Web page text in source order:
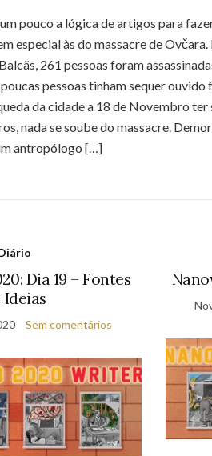
pouco a lógica de artigos para
especial às do massacre de
261 pessoas foram
pessoas tinham sequer
da cidade a 18 de Novembro
nada se soube do massacre.
antropólogo […]
Dia 19 – Fontes
Ideias
Sem comentários